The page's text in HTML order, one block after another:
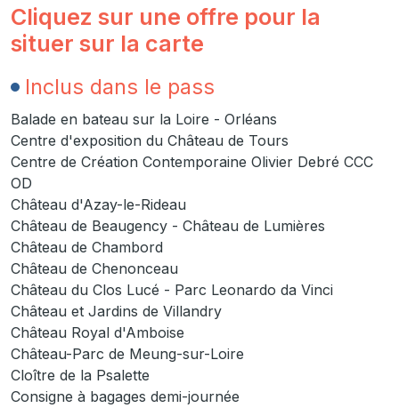
Cliquez sur une offre pour la
situer sur la carte
Inclus dans le pass
Balade en bateau sur la Loire - Orléans
Centre d'exposition du Château de Tours
Centre de Création Contemporaine Olivier Debré CCC
OD
Château d'Azay-le-Rideau
Château de Beaugency - Château de Lumières
Château de Chambord
Château de Chenonceau
Château du Clos Lucé - Parc Leonardo da Vinci
Château et Jardins de Villandry
Château Royal d'Amboise
Château-Parc de Meung-sur-Loire
Cloître de la Psalette
Consigne à bagages demi-journée